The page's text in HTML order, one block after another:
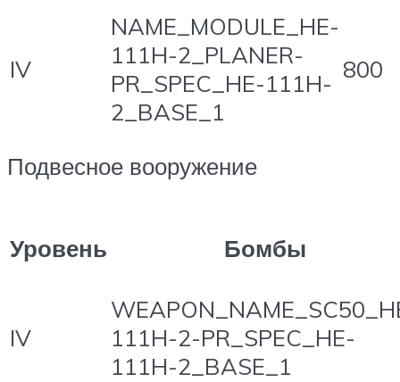
IV
NAME_MODULE_HE-
111H-2_PLANER-
PR_SPEC_HE-111H-
2_BASE_1
800
Подвесное вооружение
Уровень Бомбы
IV
111H-2-PR_SPEC_HE-
111H-2_BASE_1